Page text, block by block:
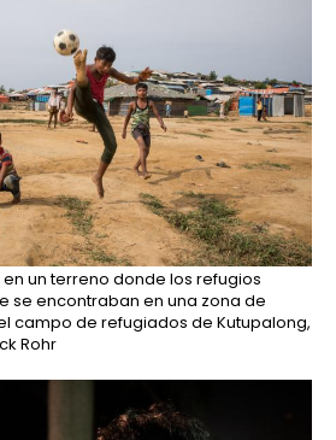
un terreno donde los refugios
se encontraban en una zona de
campo de refugiados de Kutupalong,
Rohr